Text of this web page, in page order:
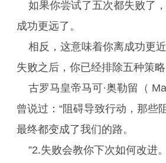
如果你尝试了五次都失败了
成功更远了。
相反，这意味着你离成功更
失败之后，你已经排除五种策略
古罗马皇帝马可·奥勒留（
曾说过：“阻碍导致行动，那些
最终都变成了我们的路。
”2.失败会教你下次如何改进。